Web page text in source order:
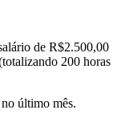
de R$2.500,00
200 horas
último mês.